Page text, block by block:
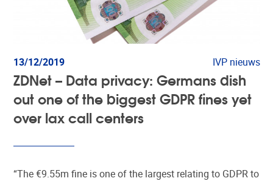
13/12/2019 IVP nieuws
ZDNet – Data privacy: Germans dish
out one of the biggest GDPR fines yet
over lax call centers
“The €9.55m fine is one of the largest relating to GDPR to